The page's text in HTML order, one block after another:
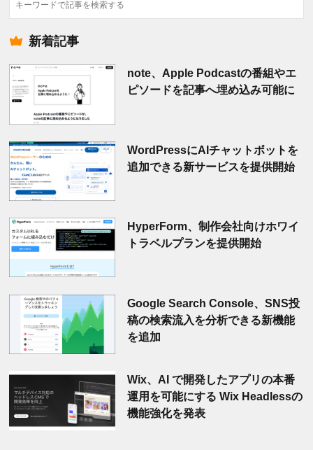
索
新着記事
note、Apple Podcastの番組やエ
ピソードを記事へ埋め込み可能に
WordPressにAIチャットボットを
追加できる新サービスを提供開始
HyperForm、制作会社向けホワイ
トラベルプランを提供開始
Google Search Console、SNS投
稿の検索流入を分析できる新機能
を追加
Wix、AI で開発したアプリの本番
運用を可能にする Wix Headlessの
機能強化を発表